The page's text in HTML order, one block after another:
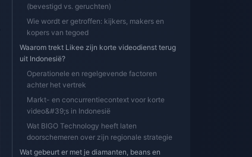
-39%
(bevestigd vs. geruchten)
Wie wordt er getroffen: kijkers, makers en
kopers van tegoed
Waarom trekt Likee zijn korte videodienst terug
uit Indonesië?
Operationele en regelgevende factoren
achter het vertrek
Markt- en concurrentiecontext voor korte
video&#39;s in Indonesië
Wat BIGO Technology heeft laten
doorschemeren over zijn regionale strategie
Wat gebeurt er met je diamanten, beans en